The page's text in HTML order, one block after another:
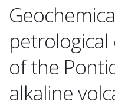
of the
alkaline